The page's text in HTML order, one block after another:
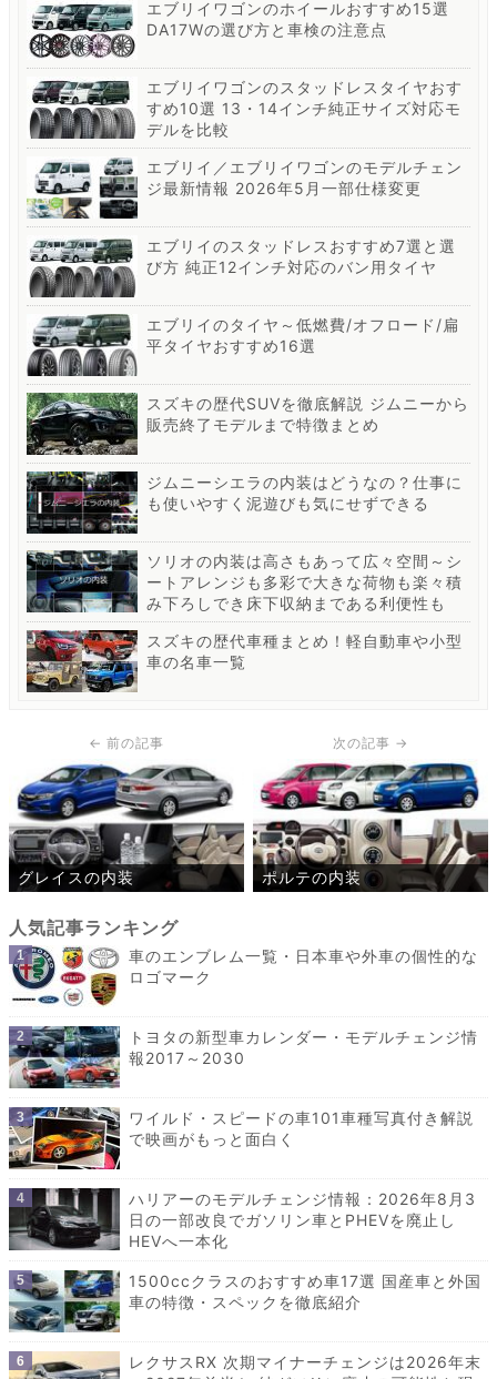
エブリイワゴンのホイールおすすめ15選
DA17Wの選び方と車検の注意点
エブリイワゴンのスタッドレスタイヤおす
すめ10選 13・14インチ純正サイズ対応モ
デルを比較
エブリイ／エブリイワゴンのモデルチェン
ジ最新情報 2026年5月一部仕様変更
エブリイのスタッドレスおすすめ7選と選
び方 純正12インチ対応のバン用タイヤ
エブリイのタイヤ～低燃費/オフロード/扁
平タイヤおすすめ16選
スズキの歴代SUVを徹底解説 ジムニーから
販売終了モデルまで特徴まとめ
ジムニーシエラの内装はどうなの？仕事に
も使いやすく泥遊びも気にせずできる
ソリオの内装は高さもあって広々空間～シ
ートアレンジも多彩で大きな荷物も楽々積
み下ろしでき床下収納まである利便性も
スズキの歴代車種まとめ！軽自動車や小型
車の名車一覧
グレイスの内装 ポルテの内装
車のエンブレム一覧・日本車や外車の個性的な
ロゴマーク
トヨタの新型車カレンダー・モデルチェンジ情
報2017～2030
ワイルド・スピードの車101車種写真付き解説
で映画がもっと面白く
ハリアーのモデルチェンジ情報：2026年8月3
日の一部改良でガソリン車とPHEVを廃止し
HEVへ一本化
1500ccクラスのおすすめ車17選 国産車と外国
車の特徴・スペックを徹底紹介
レクサスRX 次期マイナーチェンジは2026年末